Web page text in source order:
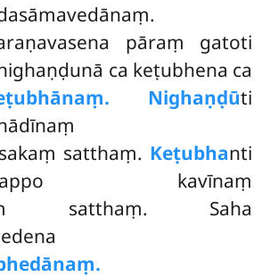
pāraṃ gatoti
ca keṭubhena ca
Nighaṇḍūti
satthaṃ. Keṭubhanti
kavīnaṃ
satthaṃ. Saha